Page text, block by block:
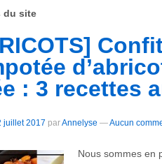
du site
: 3 recettes
juillet 2017 parAnnelyse —Aucun
Nous sommes en